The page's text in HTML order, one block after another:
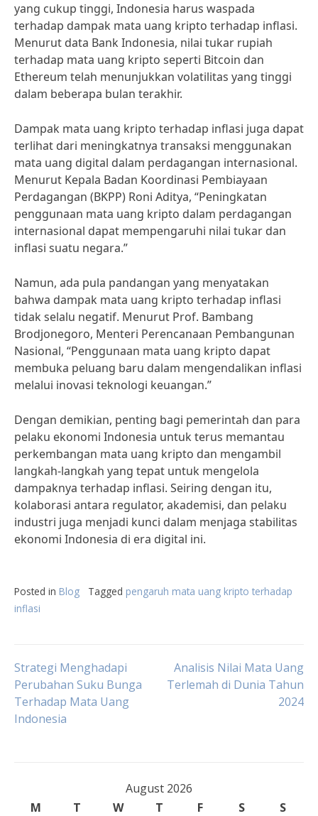
yang cukup tinggi, Indonesia harus waspada
terhadap dampak mata uang kripto terhadap inflasi.
Menurut data Bank Indonesia, nilai tukar rupiah
terhadap mata uang kripto seperti Bitcoin dan
Ethereum telah menunjukkan volatilitas yang tinggi
dalam beberapa bulan terakhir.
Dampak mata uang kripto terhadap inflasi juga dapat
terlihat dari meningkatnya transaksi menggunakan
mata uang digital dalam perdagangan internasional.
Menurut Kepala Badan Koordinasi Pembiayaan
Perdagangan (BKPP) Roni Aditya, “Peningkatan
penggunaan mata uang kripto dalam perdagangan
internasional dapat mempengaruhi nilai tukar dan
inflasi suatu negara.”
Namun, ada pula pandangan yang menyatakan
bahwa dampak mata uang kripto terhadap inflasi
tidak selalu negatif. Menurut Prof. Bambang
Brodjonegoro, Menteri Perencanaan Pembangunan
Nasional, “Penggunaan mata uang kripto dapat
membuka peluang baru dalam mengendalikan inflasi
melalui inovasi teknologi keuangan.”
Dengan demikian, penting bagi pemerintah dan para
pelaku ekonomi Indonesia untuk terus memantau
perkembangan mata uang kripto dan mengambil
langkah-langkah yang tepat untuk mengelola
dampaknya terhadap inflasi. Seiring dengan itu,
kolaborasi antara regulator, akademisi, dan pelaku
industri juga menjadi kunci dalam menjaga stabilitas
ekonomi Indonesia di era digital ini.
Posted in Blog Tagged pengaruh mata uang kripto terhadap
inflasi
Post
navigation
Strategi Menghadapi
Perubahan Suku Bunga
Terhadap Mata Uang
Indonesia
Analisis Nilai Mata Uang
Terlemah di Dunia Tahun
2024
August 2026
M
T W T F S
S